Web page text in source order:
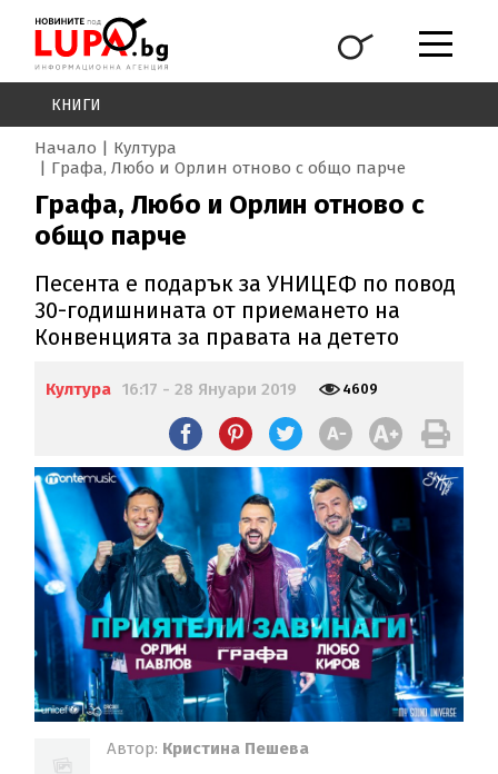
КНИГИ
Начало
Култура
Графа, Любо и Орлин отново с общо парче
Графа, Любо и Орлин отново с
общо парче
Песента е подарък за УНИЦЕФ по повод
30-годишнината от приемането на
Конвенцията за правата на детето
Култура 16:17 - 28 Януари 2019 4609
Автор: Кристина Пешева